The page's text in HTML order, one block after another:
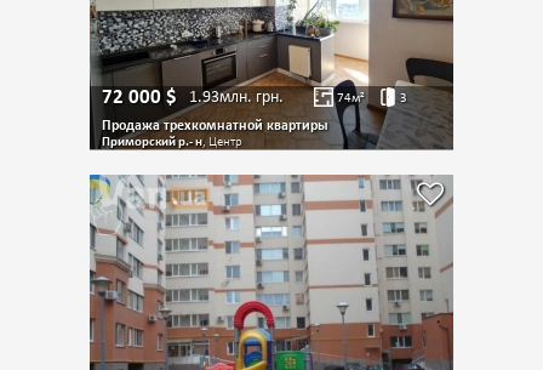
72 000 $ 1.93млн. грн. 74м² 3
Продажа трехкомнатной квартиры
Приморский р.- н, Центр